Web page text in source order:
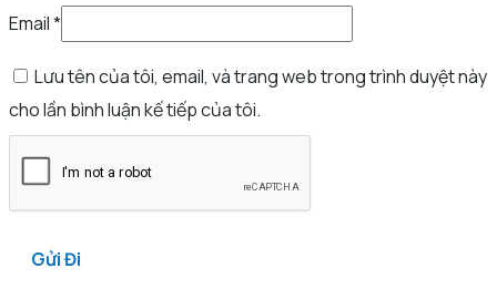
Email*
Lưu tên của tôi, email, và trang web trong trình duyệt này
cho lần bình luận kế tiếp của tôi.